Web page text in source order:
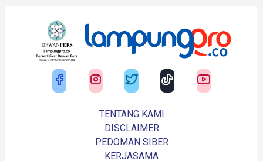
TENTANG KAMI
DISCLAIMER
PEDOMAN SIBER
KERJASAMA